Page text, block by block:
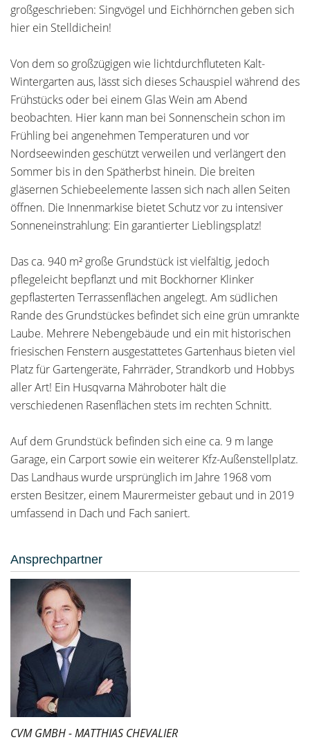
großgeschrieben: Singvögel und Eichhörnchen geben sich
hier ein Stelldichein!
Von dem so großzügigen wie lichtdurchfluteten Kalt-
Wintergarten aus, lässt sich dieses Schauspiel während des
Frühstücks oder bei einem Glas Wein am Abend
beobachten. Hier kann man bei Sonnenschein schon im
Frühling bei angenehmen Temperaturen und vor
Nordseewinden geschützt verweilen und verlängert den
Sommer bis in den Spätherbst hinein. Die breiten
gläsernen Schiebeelemente lassen sich nach allen Seiten
öffnen. Die Innenmarkise bietet Schutz vor zu intensiver
Sonneneinstrahlung: Ein garantierter Lieblingsplatz!
Das ca. 940 m² große Grundstück ist vielfältig, jedoch
pflegeleicht bepflanzt und mit Bockhorner Klinker
gepflasterten Terrassenflächen angelegt. Am südlichen
Rande des Grundstückes befindet sich eine grün umrankte
Laube. Mehrere Nebengebäude und ein mit historischen
friesischen Fenstern ausgestattetes Gartenhaus bieten viel
Platz für Gartengeräte, Fahrräder, Strandkorb und Hobbys
aller Art! Ein Husqvarna Mähroboter hält die
verschiedenen Rasenflächen stets im rechten Schnitt.
Auf dem Grundstück befinden sich eine ca. 9 m lange
Garage, ein Carport sowie ein weiterer Kfz-Außenstellplatz.
Das Landhaus wurde ursprünglich im Jahre 1968 vom
ersten Besitzer, einem Maurermeister gebaut und in 2019
umfassend in Dach und Fach saniert.
Ansprechpartner
CVM GMBH - MATTHIAS CHEVALIER